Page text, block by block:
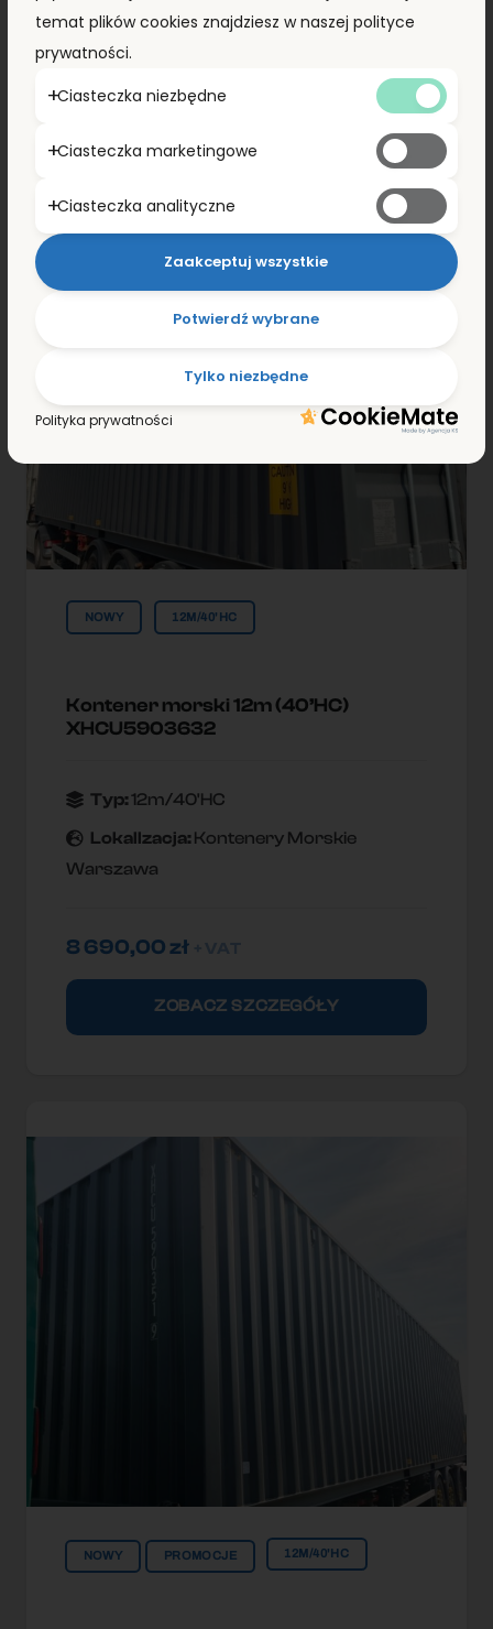
8 690,00 zł + VAT
NOWY 12M/40'HC
Kontener morski 12m (40’HC)
XHCU5903632
Typ:12m/40'HC
Lokallzacja: Kontenery Morskie
Warszawa
8 690,00zł
ZOBACZ SZCZEGÓŁY
NOWY PROMOCJE 12M/40'HC
temat plików cookies znajdziesz w naszej polityce
prywatności.
Ciasteczka niezbędne
Ciasteczka marketingowe
Ciasteczka analityczne
Tylko niezbędne
Potwierdź wybrane
Zaakceptuj wszystkie
Polityka prywatności